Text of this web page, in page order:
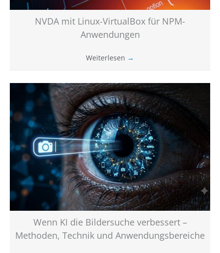
NVDA mit Linux-VirtualBox für NPM-
Anwendungen
Weiterlesen →
Wenn KI die Bildersuche verbessert –
Methoden, Technik und Anwendungsbereiche